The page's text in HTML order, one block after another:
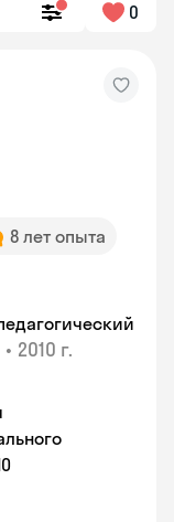
0
8 лет опыта
• 2010 г.